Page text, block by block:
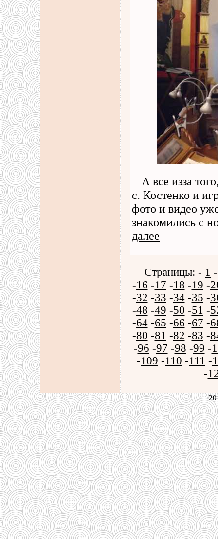
А все изза
с. Костенко и
фото и видео
знакомились с
далее
Страницы: - 1 -
-16 -17 -18 -19 -
-32 -33 -34-35 -
-48 -49 -50 -51 -
-64-65 -66 -67 -
-80 -81 -82 -83 -
-96 -97 -98 -99 -
-109 -110 -111 -
-